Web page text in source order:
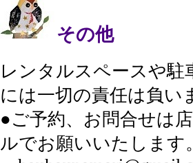
その他
レンタルスペースや
には一切の責任は負い
●ご予約、お問合せは
ルでお願いいたします